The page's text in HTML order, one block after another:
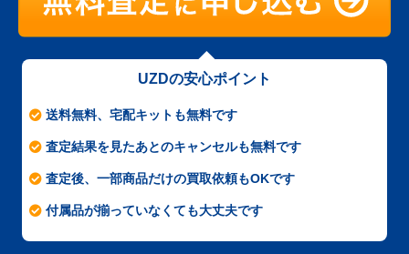
UZDの安心ポイント
送料無料、宅配キットも無料です
査定結果を見たあとのキャンセルも無料です
査定後、一部商品だけの買取依頼もOKです
付属品が揃っていなくても大丈夫です